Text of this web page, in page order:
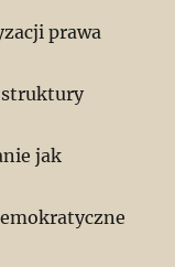
prawa
struktury
jak